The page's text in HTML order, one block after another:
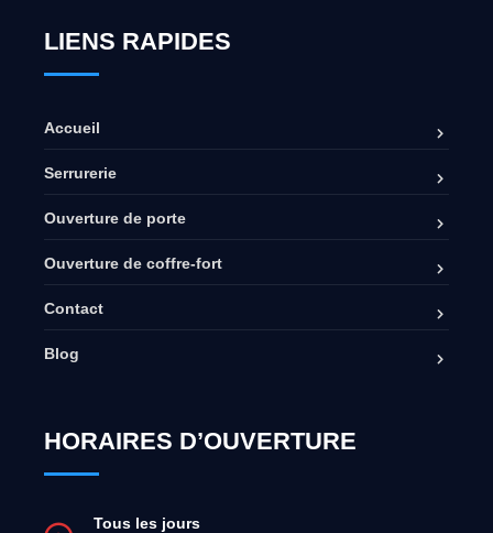
LIENS RAPIDES
Accueil
Serrurerie
Ouverture de porte
Ouverture de coffre-fort
Contact
Blog
HORAIRES D’OUVERTURE
Tous les jours